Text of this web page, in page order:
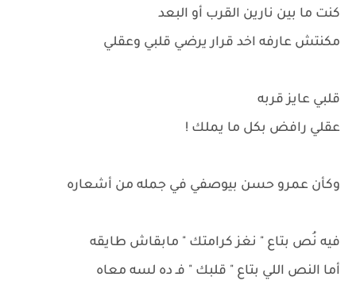
كنت ما بين نارين القرب أو البعد
مكنتش عارفه اخد قرار يرضي قلبي وعقلي
قلبي عايز قربه
عقلي رافض بكل ما يملك !
وكأن عمرو حسن بيوصفي في جمله من أشعاره
فيه نُص بتاع " نغز كرامتك " مابقاش طايقه
أما النص اللي بتاع " قلبك " فـ ده لسه معاه